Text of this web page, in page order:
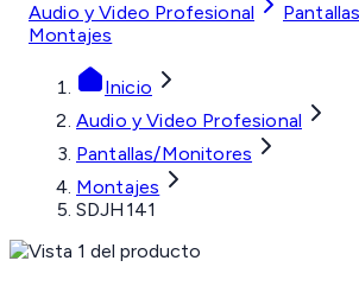
Audio y Video Profesional
Montajes
Inicio
Audio y Video Profesional
Pantallas/Monitores
Montajes
SDJH141